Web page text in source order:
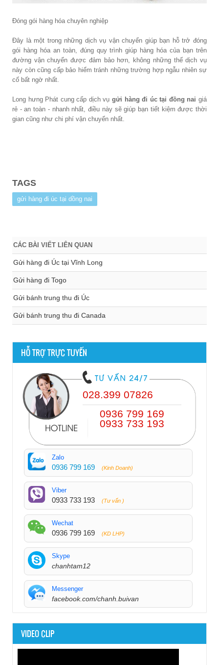
Đóng gói hàng hóa chuyên nghiệp
Đây là một trong những dịch vụ vận chuyển giúp bạn hỗ trở đóng
gói hàng hóa an toàn, đúng quy trình giúp hàng hóa của bạn trên
đường vận chuyển được đảm bảo hơn, không những thế dịch vụ
này còn cũng cấp bảo hiểm tránh những trường hợp ngẫu nhiên sự
cố bất ngờ nhất.
Long hưng Phát cung cấp dịch vụ gửi hàng đi úc tại đồng nai giá
rẻ - an toàn - nhanh nhất, điều này sẽ giúp bạn tiết kiệm được thời
gian cũng như chi phí vận chuyển nhất.
TAGS
gửi hàng đi úc tại dồng nai
CÁC BÀI VIẾT LIÊN QUAN
Gửi hàng đi Úc tại Vĩnh Long
Gửi hàng đi Togo
Gửi bánh trung thu đi Úc
Gửi bánh trung thu đi Canada
HỖ TRỢ TRỰC TUYẾN
028.399 07826
0936 799 169
0933 733 193
Zalo
0936 799 169 (Kinh Doanh)
Viber
0933 733 193 (Tư vấn )
Wechat
0936 799 169 (KD LHP)
Skype
chanhtam12
Messenger
facebook.com/chanh.buivan
VIDEO CLIP